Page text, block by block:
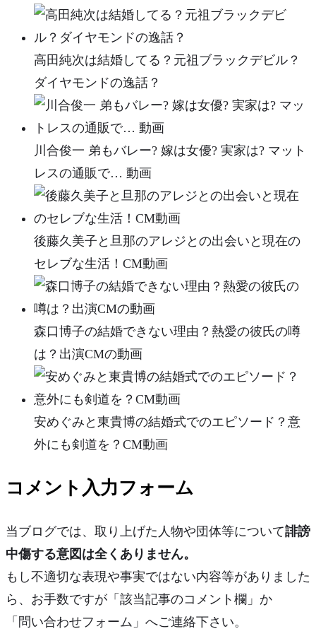
高田純次は結婚してる？元祖ブラックデビル？
ダイヤモンドの逸話？
川合俊一 弟もバレー? 嫁は女優? 実家は? マット
レスの通販で… 動画
後藤久美子と旦那のアレジとの出会いと現在の
セレブな生活！CM動画
森口博子の結婚できない理由？熱愛の彼氏の噂
は？出演CMの動画
安めぐみと東貴博の結婚式でのエピソード？意
外にも剣道を？CM動画
コメント入力フォーム
当ブログでは、取り上げた人物や団体等について誹謗
中傷する意図は全くありません。
もし不適切な表現や事実ではない内容等がありました
ら、お手数ですが「該当記事のコメント欄」か
「問い合わせフォーム」へご連絡下さい。